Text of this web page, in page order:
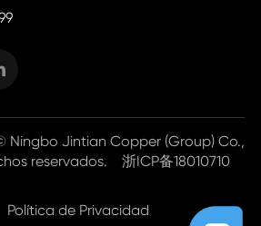
Ningbo Jintian Copper (Group) Co.,
reservados. 浙ICP备18010710
Política de Privacidad